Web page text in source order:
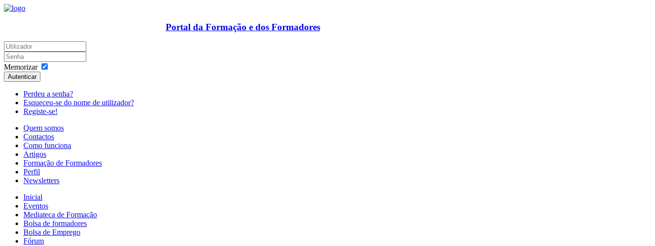
Portal da Formação e dos Formadores
Memorizar
Autenticar
Perdeu a senha?
Esqueceu-se do nome de utilizador?
Registe-se!
Quem somos
Contactos
Como funciona
Artigos
Formação de Formadores
Perfil
Newsletters
Inicial
Eventos
Mediateca de Formação
Bolsa de formadores
Bolsa de Emprego
Fórum